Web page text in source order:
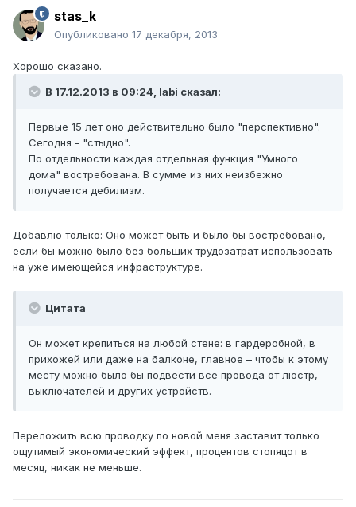
stas_k
Опубликовано 17 декабря, 2013
Хорошо сказано.
В 17.12.2013 в 09:24, labi сказал:
Первые 15 лет оно действительно было "перспективно".
Сегодня - "стыдно".
По отдельности каждая отдельная функция "Умного
дома" востребована. В сумме из них неизбежно
получается дебилизм.
Добавлю только: Оно может быть и было бы востребовано,
если бы можно было без больших трудозатрат использовать
на уже имеющейся инфраструктуре.
Цитата
Он может крепиться на любой стене: в гардеробной, в
прихожей или даже на балконе, главное – чтобы к этому
месту можно было бы подвести все провода от люстр,
выключателей и других устройств.
Переложить всю проводку по новой меня заставит только
ощутимый экономический эффект, процентов стопяцот в
месяц, никак не меньше.